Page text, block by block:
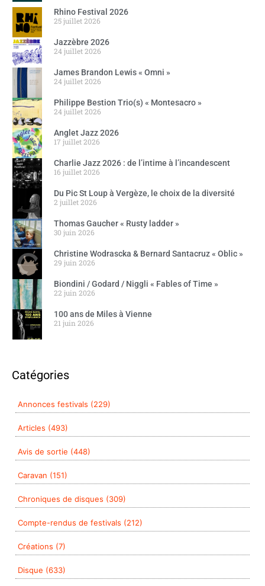
Rhino Festival 2026
25 juillet 2026
Jazzèbre 2026
24 juillet 2026
James Brandon Lewis « Omni »
24 juillet 2026
Philippe Bestion Trio(s) « Montesacro »
24 juillet 2026
Anglet Jazz 2026
17 juillet 2026
Charlie Jazz 2026 : de l’intime à l’incandescent
16 juillet 2026
Du Pic St Loup à Vergèze, le choix de la diversité
2 juillet 2026
Thomas Gaucher « Rusty ladder »
30 juin 2026
Christine Wodrascka & Bernard Santacruz « Oblic »
29 juin 2026
Biondini / Godard / Niggli « Fables of Time »
22 juin 2026
100 ans de Miles à Vienne
21 juin 2026
Catégories
Annonces festivals (229)
Articles (493)
Avis de sortie (448)
Caravan (151)
Chroniques de disques (309)
Compte-rendus de festivals (212)
Créations (7)
Disque (633)